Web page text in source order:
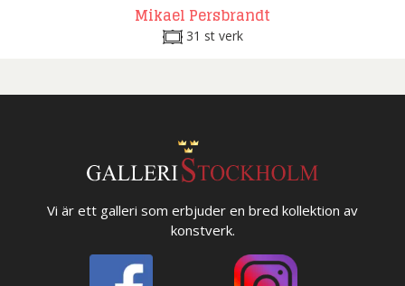
Mikael Persbrandt
31 st verk
Vi är ett galleri som erbjuder en bred kollektion av
konstverk.